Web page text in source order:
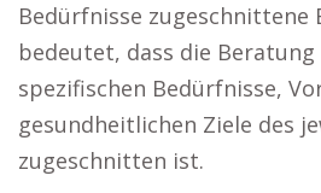
Bedürfnisse zugeschnittene
bedeutet, dass die Beratung
spezifischen Bedürfnisse,
gesundheitlichen Ziele des
zugeschnitten ist.